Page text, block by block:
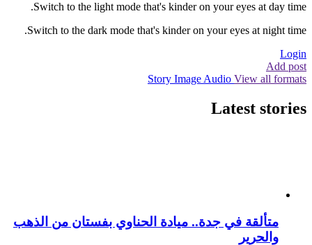
Switch to the light mode that's kinder on your eyes at day time.
Switch to the dark mode that's kinder on your eyes at night time.
Login
Add post
Story Image Audio View all formats
Latest stories
متألقة في جدة.. ميادة الحناوي بفستان من الذهب
والحرير